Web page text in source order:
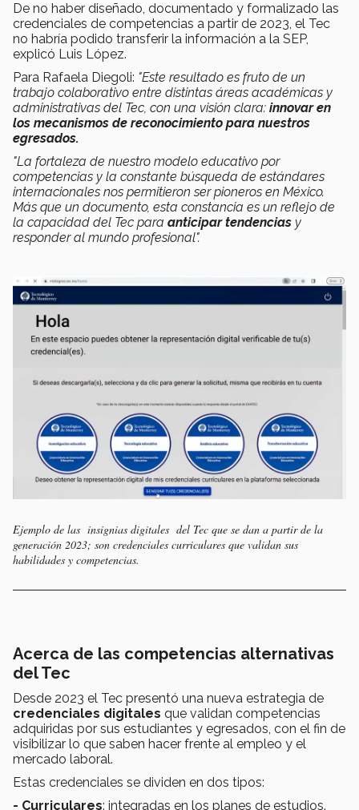
De no haber diseñado, documentado y formalizado las
credenciales de competencias a partir de 2023, el Tec
no habría podido transferir la información a la SEP,
explicó Luis López.
Para Rafaela Diegoli: "Este resultado es fruto de un
trabajo colaborativo entre distintas áreas académicas y
administrativas del Tec, con una visión clara: innovar en
los mecanismos de reconocimiento para nuestros
egresados.
"La fortaleza de nuestro modelo educativo por
competencias y la constante búsqueda de estándares
internacionales nos permitieron ser pioneros en México.
Más que un documento, esta constancia es un reflejo de
la capacidad del Tec para anticipar tendencias y
responder al mundo profesional".
Ejemplo de las insignias digitales del Tec que se dan a partir de la
generación 2023; son credenciales curriculares que validan sus
habilidades y competencias.
Acerca de las competencias alternativas
del Tec
Desde 2023 el Tec presentó una nueva estrategia de
credenciales digitales que validan competencias
adquiridas por sus estudiantes y egresados, con el fin de
visibilizar lo que saben hacer frente al empleo y el
mercado laboral.
Estas credenciales se dividen en dos tipos:
- Curriculares: integradas en los planes de estudios.